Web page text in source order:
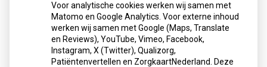
Maandag:
08.00 - 17.00
Dinsdag:
08.00 - 17.00
Woensdag:
08.00 - 17:00
Voor analytische cookies werken wij samen met
Matomo en Google Analytics. Voor externe inhoud
werken wij samen met Google (Maps, Translate
en Reviews), YouTube, Vimeo, Facebook,
Instagram, X (Twitter), Qualizorg,
Patiëntenvertellen en ZorgkaartNederland. Deze